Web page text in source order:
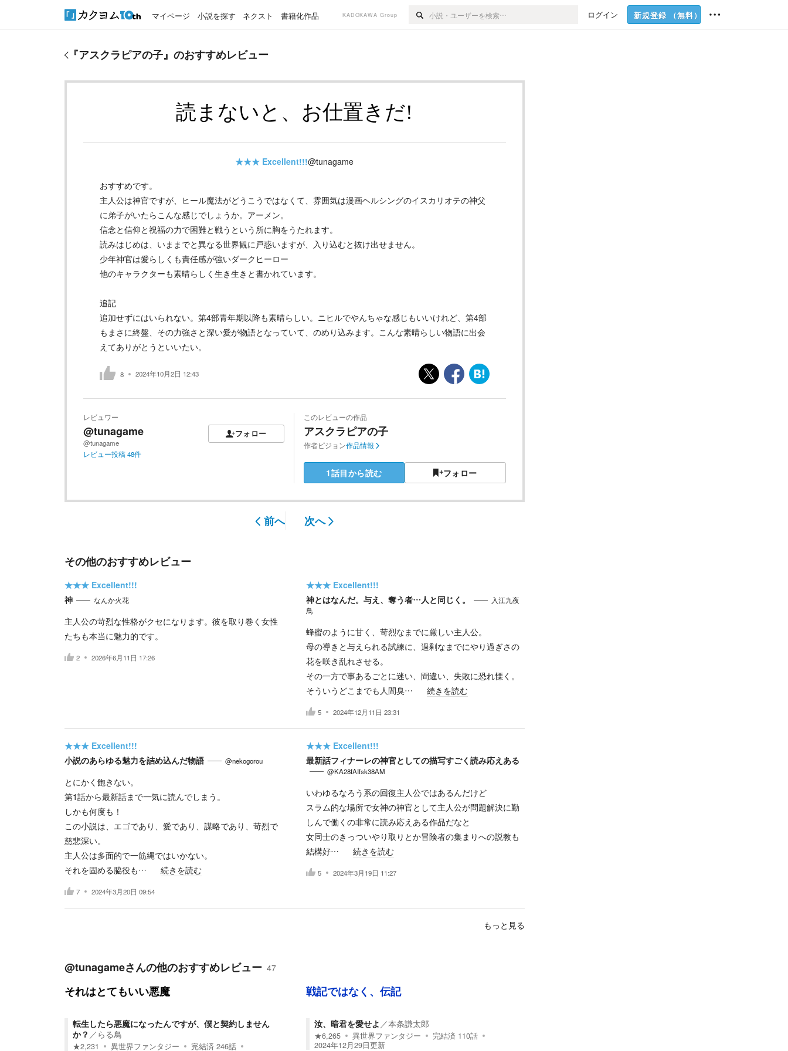
マイページ 小説を探す ネクスト 書籍化作品 KADOKAWA Group ログイン 新規登録 （無料）
『アスクラピアの子』のおすすめレビュー
読まないと、お仕置きだ!
★★★ Excellent!!!@tunagame
おすすめです。
主人公は神官ですが、ヒール魔法がどうこうではなくて、雰囲気は漫画ヘルシングのイスカリオテの神父
に弟子がいたらこんな感じでしょうか。アーメン。
信念と信仰と祝福の力で困難と戦うという所に胸をうたれます。
読みはじめは、いままでと異なる世界観に戸惑いますが、入り込むと抜け出せません。
少年神官は愛らしくも責任感が強いダークヒーロー
他のキャラクターも素晴らしく生き生きと書かれています。
追記
追加せずにはいられない。第4部青年期以降も素晴らしい。ニヒルでやんちゃな感じもいいけれど、第4部
もまさに終盤、その力強さと深い愛が物語となっていて、のめり込みます。こんな素晴らしい物語に出会
えてありがとうといいたい。
8 2024年10月2日 12:43
レビュワー
@tunagame
@tunagame
フォロー
レビュー投稿48件
このレビューの作品
アスクラピアの子
作者ピジョン作品情報
1話目から読む フォロー
前へ 次へ
その他のおすすめレビュー
★★★ Excellent!!!
神
なんか火花
主人公の苛烈な性格がクセになります。彼を取り巻く女性
たちも本当に魅力的です。
2 2026年6月11日 17:26
★★★ Excellent!!!
神とはなんだ。与え、奪う者…人と同じく。
入江九夜
鳥
蜂蜜のように甘く、苛烈なまでに厳しい主人公。
母の導きと与えられる試練に、過剰なまでにやり過ぎさの
花を咲き乱れさせる。
その一方で事あるごとに迷い、間違い、失敗に恐れ慄く。
そういうどこまでも人間臭…
続きを読む
5 2024年12月11日 23:31
★★★ Excellent!!!
小説のあらゆる魅力を詰め込んだ物語
@nekogorou
とにかく飽きない。
第1話から最新話まで一気に読んでしまう。
しかも何度も！
この小説は、エゴであり、愛であり、謀略であり、苛烈で
慈悲深い。
主人公は多面的で一筋縄ではいかない。
それを固める脇役も…
続きを読む
7 2024年3月20日 09:54
★★★ Excellent!!!
最新話フィナーレの神官としての描写すごく読み応えある
@KA28fAIfsk38AM
いわゆるなろう系の回復主人公ではあるんだけど
スラム的な場所で女神の神官として主人公が問題解決に勤
しんで働くの非常に読み応えある作品だなと
女同士のきっついやり取りとか冒険者の集まりへの説教も
結構好…
続きを読む
5 2024年3月19日 11:27
もっと見る
@tunagameさんの他のおすすめレビュー 47
それはとてもいい悪魔
転生したら悪魔になったんですが、僕と契約しません
か？ ／ らる鳥
★2,231 異世界ファンタジー 完結済 246話
戦記ではなく、伝記
汝、暗君を愛せよ ／本条謙太郎
★6,265 異世界ファンタジー 完結済 110話
2024年12月29日更新